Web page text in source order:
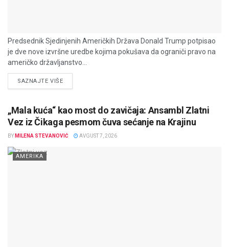
Predsednik Sjedinjenih Američkih Država Donald Trump potpisao
je dve nove izvršne uredbe kojima pokušava da ograniči pravo na
američko državljanstvo...
SAZNAJTE VIŠEDETAILS
„Mala kuća“ kao most do zavičaja: Ansambl Zlatni
Vez iz Čikaga pesmom čuva sećanje na Krajinu
BY MILENA STEVANOVIĆ AVGUST 7, 2026
AMERIKA